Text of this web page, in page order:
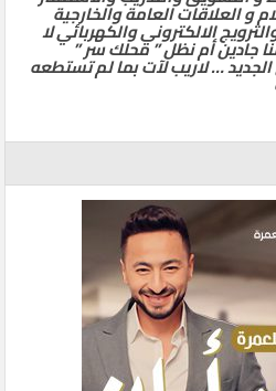
و العلاقات العامة والخارجية
الالكتروني والكهربائي لا
جادين أم نظل ” محلك سر ”
الجديد … لاريب لآت بما لم تستطعه